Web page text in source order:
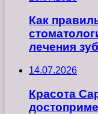
Как
лечения
14.07.2026
Красота